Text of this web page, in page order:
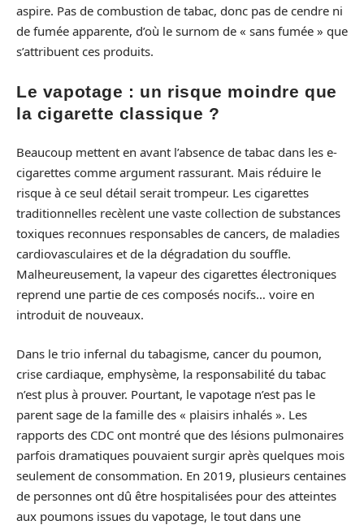
aspire. Pas de combustion de tabac, donc pas de cendre ni
de fumée apparente, d’où le surnom de « sans fumée » que
s’attribuent ces produits.
Le vapotage : un risque moindre que
la cigarette classique ?
Beaucoup mettent en avant l’absence de tabac dans les e-
cigarettes comme argument rassurant. Mais réduire le
risque à ce seul détail serait trompeur. Les cigarettes
traditionnelles recèlent une vaste collection de substances
toxiques reconnues responsables de cancers, de maladies
cardiovasculaires et de la dégradation du souffle.
Malheureusement, la vapeur des cigarettes électroniques
reprend une partie de ces composés nocifs… voire en
introduit de nouveaux.
Dans le trio infernal du tabagisme, cancer du poumon,
crise cardiaque, emphysème, la responsabilité du tabac
n’est plus à prouver. Pourtant, le vapotage n’est pas le
parent sage de la famille des « plaisirs inhalés ». Les
rapports des CDC ont montré que des lésions pulmonaires
parfois dramatiques pouvaient surgir après quelques mois
seulement de consommation. En 2019, plusieurs centaines
de personnes ont dû être hospitalisées pour des atteintes
aux poumons issues du vapotage, le tout dans une